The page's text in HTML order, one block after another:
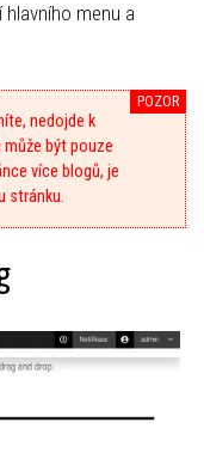
menu a
nedojde k
být pouze
více blogů, je
stránku.